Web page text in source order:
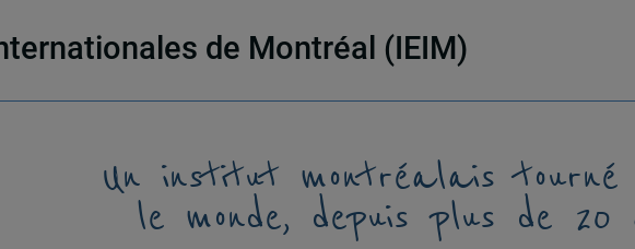
de Montréal (IEIM)
Un institut montréalais tourné
le monde, depuis plus de 20